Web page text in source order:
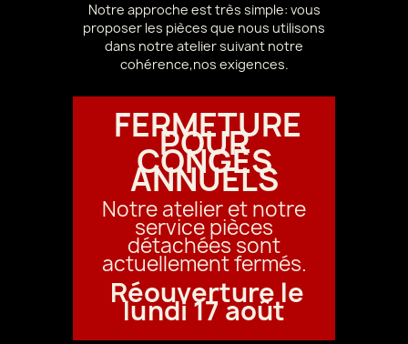
Notre approche est très simple: vous
proposer les pièces que nous utilisons
dans notre atelier suivant notre
cohérence,nos exigences.
FERMETURE
POUR
CONGÉS
ANNUELS
Notre atelier et notre
service pièces
détachées sont
actuellement fermés.
Réouverture le
lundi 17 août